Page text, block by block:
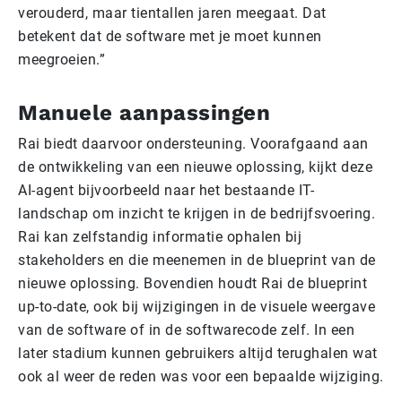
verouderd, maar tientallen jaren meegaat. Dat
betekent dat de software met je moet kunnen
meegroeien.”
Manuele aanpassingen
Rai biedt daarvoor ondersteuning. Voorafgaand aan
de ontwikkeling van een nieuwe oplossing, kijkt deze
AI-agent bijvoorbeeld naar het bestaande IT-
landschap om inzicht te krijgen in de bedrijfsvoering.
Rai kan zelfstandig informatie ophalen bij
stakeholders en die meenemen in de blueprint van de
nieuwe oplossing. Bovendien houdt Rai de blueprint
up-to-date, ook bij wijzigingen in de visuele weergave
van de software of in de softwarecode zelf. In een
later stadium kunnen gebruikers altijd terughalen wat
ook al weer de reden was voor een bepaalde wijziging.